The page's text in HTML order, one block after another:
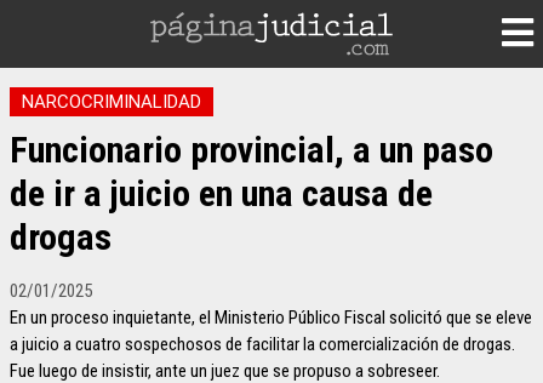
NARCOCRIMINALIDAD
Funcionario provincial, a un paso
de ir a juicio en una causa de
drogas
02/01/2025
En un proceso inquietante, el Ministerio Público Fiscal solicitó que se eleve
a juicio a cuatro sospechosos de facilitar la comercialización de drogas.
Fue luego de insistir, ante un juez que se propuso a sobreseer.